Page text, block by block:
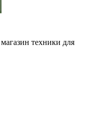
техники для